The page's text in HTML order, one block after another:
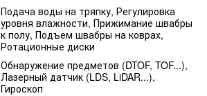
Подача воды на тряпку, Регулировка
уровня влажности, Прижимание швабры
к полу, Подъем швабры на коврах,
Ротационные диски
Обнаружение предметов (DTOF, TOF...),
Лазерный датчик (LDS, LiDAR...),
Гироскоп